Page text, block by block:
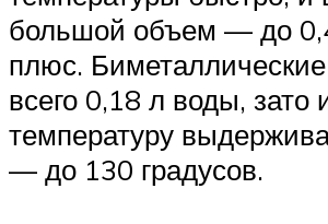
большой объем — до
плюс.
всего 0,18 л воды, зато
температуру
— до 130 градусов.